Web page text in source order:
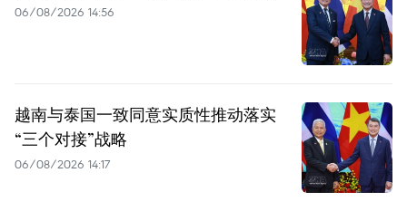
06/08/2026 14:56
越南与泰国一致同意实质性推动落实
“三个对接”战略
06/08/2026 14:17